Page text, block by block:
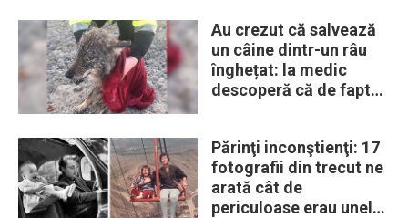
Au crezut că salvează
un câine dintr-un râu
înghețat: la medic
descoperă că de fapt
Părinţi inconştienţi: 17
fotografii din trecut ne
arată cât de
periculoase erau unele